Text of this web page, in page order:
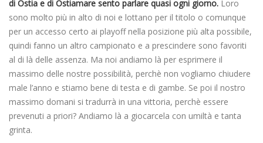
di Ostia e di Ostiamare sento parlare quasi ogni giorno. Loro
sono molto più in alto di noi e lottano per il titolo o comunque
per un accesso certo ai playoff nella posizione più alta possibile,
quindi fanno un altro campionato e a prescindere sono favoriti
al di là delle assenza. Ma noi andiamo là per esprimere il
massimo delle nostre possibilità, perchè non vogliamo chiudere
male l’anno e stiamo bene di testa e di gambe. Se poi il nostro
massimo domani si tradurrà in una vittoria, perchè essere
prevenuti a priori? Andiamo là a giocarcela con umiltà e tanta
grinta.